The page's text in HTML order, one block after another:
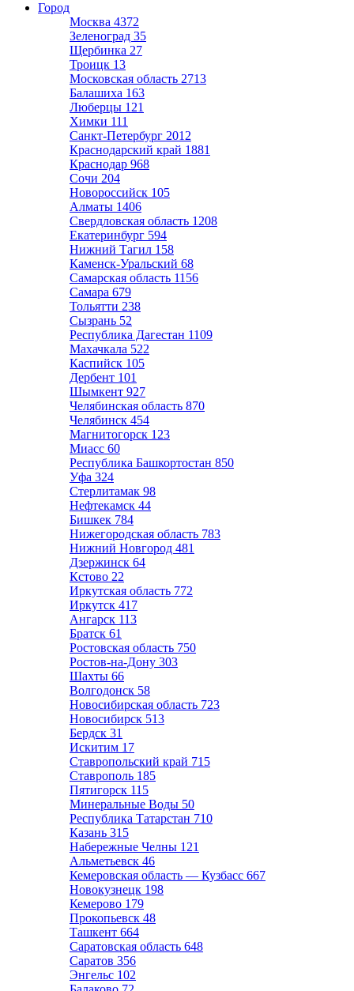
Город
Москва 4372
Зеленоград 35
Щербинка 27
Троицк 13
Московская область 2713
Балашиха 163
Люберцы 121
Химки 111
Санкт-Петербург 2012
Краснодарский край 1881
Краснодар 968
Сочи 204
Новороссийск 105
Алматы 1406
Свердловская область 1208
Екатеринбург 594
Нижний Тагил 158
Каменск-Уральский 68
Самарская область 1156
Самара 679
Тольятти 238
Сызрань 52
Республика Дагестан 1109
Махачкала 522
Каспийск 105
Дербент 101
Шымкент 927
Челябинская область 870
Челябинск 454
Магнитогорск 123
Миасс 60
Республика Башкортостан 850
Уфа 324
Стерлитамак 98
Нефтекамск 44
Бишкек 784
Нижегородская область 783
Нижний Новгород 481
Дзержинск 64
Кстово 22
Иркутская область 772
Иркутск 417
Ангарск 113
Братск 61
Ростовская область 750
Ростов-на-Дону 303
Шахты 66
Волгодонск 58
Новосибирская область 723
Новосибирск 513
Бердск 31
Искитим 17
Ставропольский край 715
Ставрополь 185
Пятигорск 115
Минеральные Воды 50
Республика Татарстан 710
Казань 315
Набережные Челны 121
Альметьевск 46
Кемеровская область — Кузбасс 667
Новокузнецк 198
Кемерово 179
Прокопьевск 48
Ташкент 664
Саратовская область 648
Саратов 356
Энгельс 102